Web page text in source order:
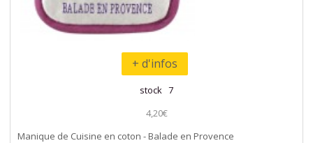
+ d'infos
stock 7
4,20€
Manique de Cuisine en coton - Balade en Provence